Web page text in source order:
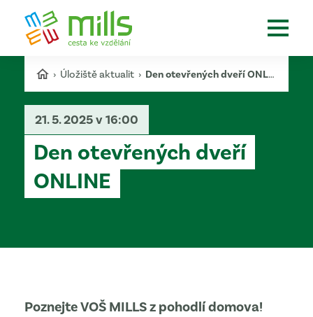
› Úložiště aktualit › Den otevřených dveří ONLINE
21. 5. 2025 v 16:00
Den otevřených dveří
ONLINE
Poznejte VOŠ MILLS z pohodlí domova!